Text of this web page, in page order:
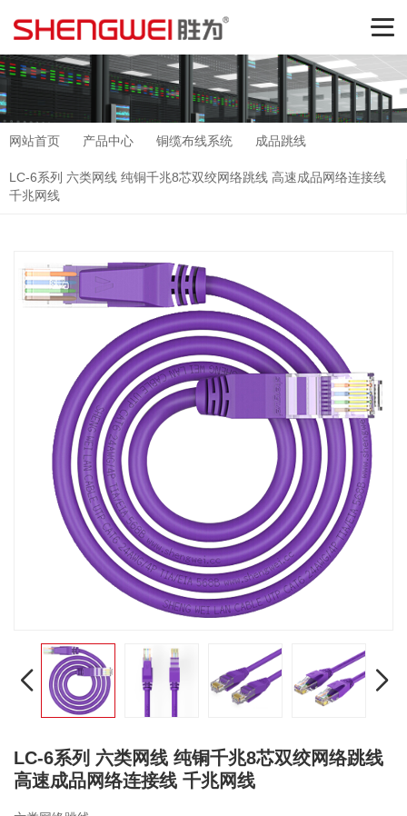
网站首页 产品中心 铜缆布线系统 成品跳线
LC-6系列 六类网线 纯铜千兆8芯双绞网络跳线 高速成品网络连接线
千兆网线
LC-6系列 六类网线 纯铜千兆8芯双绞网络跳线
高速成品网络连接线 千兆网线